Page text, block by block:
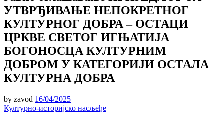
УТВРЂИВАЊЕ НЕПОКРЕТНОГ
КУЛТУРНОГ ДОБРА – ОСТАЦИ
ЦРКВЕ СВЕТОГ ИГЊАТИЈА
БОГОНОСЦА КУЛТУРНИМ
ДОБРОМ У КАТЕГОРИЈИ ОСТАЛА
КУЛТУРНА ДОБРА
by zavod 16/04/2025
Културно-историјско насљеђе